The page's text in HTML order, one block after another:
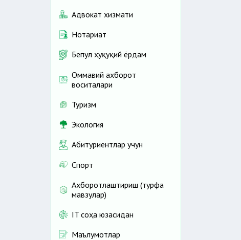
Адвокат хизмати
Нотариат
Бепул ҳуқуқий ёрдам
Оммавий ахборот
воситалари
Туризм
Экология
Абитуриентлар учун
Спорт
Ахборотлаштириш (турфа
мавзулар)
IT соҳа юзасидан
Маълумотлар